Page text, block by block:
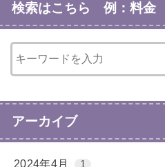
検索はこちら 例：料金
アーカイブ
2024年4月 1